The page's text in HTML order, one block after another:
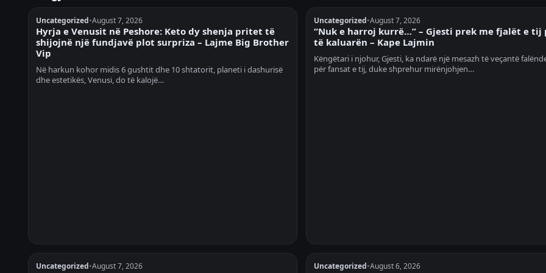
Uncategorized•August 7, 2026
Hyrja e Venusit në Peshore: Keto dy shenja pritet të
shijojnë një fundjavë plot surpriza – Lajme Big Brother
Vip
Në harkun kohor midis 6 gushtit dhe 10 shtatorit, planeti i dashurisë
dhe estetikës, Venusi, do të kalojë…
Uncategorized•August 7, 2026
“Nuk e harroj kurrë…” – Gjesti prek me fjalët e tij
të kaluarën – Kape Lajmin
Këngëtari i njohur, Gjesti, ka ndarë një mesazh të veçantë
për fansat e tij, duke shprehur mirënjohjen…
Uncategorized•August 7, 2026 Uncategorized•August 6, 2026